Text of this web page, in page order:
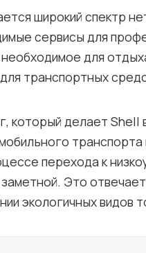
широкий спектр
сервисы для
для
транспортных
который делает Shell
перехода к
Это
экологичных видов